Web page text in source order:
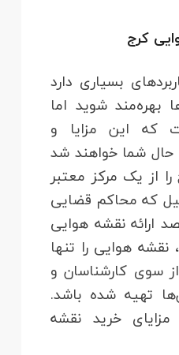
کرج
بسیاری دارد
بهره‌مند شوید اما
که این مزایا و
حال شما خواهند شد
از یک مرکز معتبر
که محاکم قضایی
ارائه نقشه هوایی
نقشه هوایی را تنها
سوی کارشناسان و
تهیه شده باشد.
خرید نقشه